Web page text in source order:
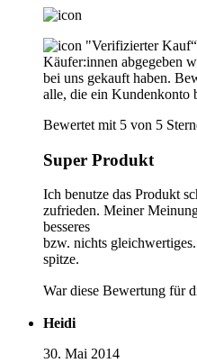
"Verifizierter
Käufer:innen abgegeben
bei uns gekauft haben.
alle, die ein Kundenkonto
Bewertet mit 5 von 5
Super Produkt
Ich benutze das Produkt
zufrieden. Meiner
besseres
bzw. nichts
spitze.
War diese Bewertung für
Heidi
30. Mai 2014